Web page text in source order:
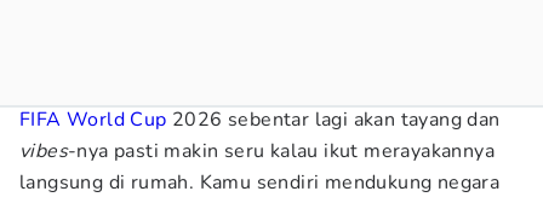
FIFA World Cup 2026 sebentar lagi akan tayang dan
vibes-nya pasti makin seru kalau ikut merayakannya
langsung di rumah. Kamu sendiri mendukung negara